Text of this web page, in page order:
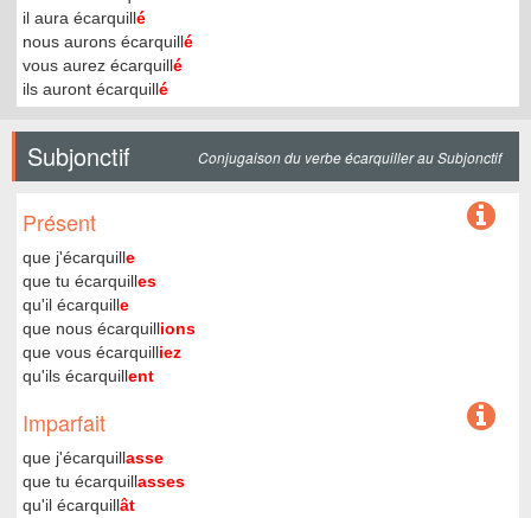
il aura écarquillé
nous aurons écarquillé
vous aurez écarquillé
ils auront écarquillé
Subjonctif Conjugaison du verbe écarquiller au Subjonctif
Présent
que j'écarquille
que tu écarquilles
qu'il écarquille
que nous écarquillions
que vous écarquilliez
qu'ils écarquillent
Imparfait
que j'écarquillasse
que tu écarquillasses
qu'il écarquillât